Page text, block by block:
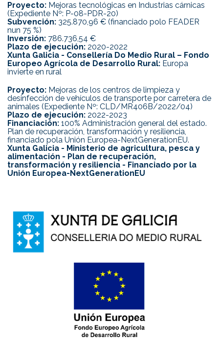
Proyecto: Mejoras tecnológicas en Industrias cárnicas
(Expediente Nº: P-08-PDR-20)
Subvención: 325.870,96 € (financiado polo FEADER
nun 75 %)
Inversión: 786.736,54 €
Plazo de ejecución: 2020-2022
Xunta Galicia - Consellería Do Medio Rural – Fondo
Europeo Agrícola de Desarrollo Rural: Europa
invierte en rural
Proyecto: Mejoras de los centros de limpieza y
desinfección de vehículos de transporte por carretera de
animales (Expediente Nº: CLD/MR406B/2022/04)
Plazo de ejecución: 2022-2023
Financiación: 100% Administración general del estado.
Plan de recuperación, transformación y resiliencia,
financiado pola Unión Europea-NextGenerationEU.
Xunta Galicia - Ministerio de agricultura, pesca y
alimentación - Plan de recuperación,
transformación y resiliencia - Financiado por la
Unión Europea-NextGenerationEU